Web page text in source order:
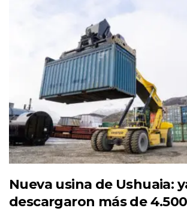
Nueva usina de Ushuaia:
descargaron más de